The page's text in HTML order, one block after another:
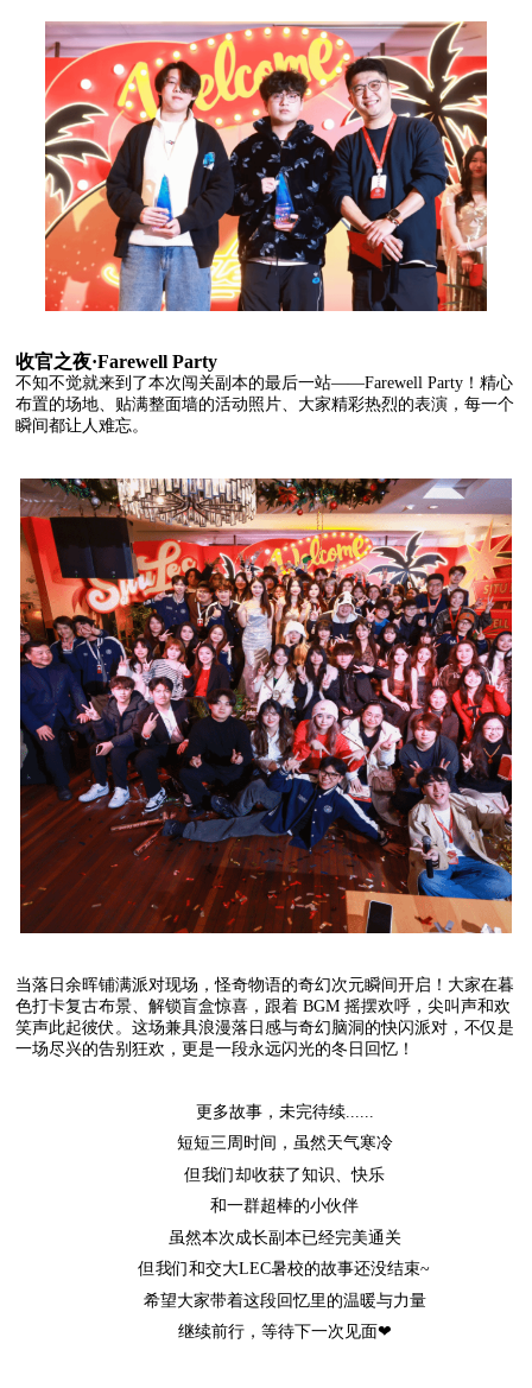
收官之夜·Farewell Party
不知不觉就来到了本次闯关副本的最后一站——Farewell Party！精心
布置的场地、贴满整面墙的活动照片、大家精彩热烈的表演，每一个
瞬间都让人难忘。
当落日余晖铺满派对现场，怪奇物语的奇幻次元瞬间开启！大家在暮
色打卡复古布景、解锁盲盒惊喜，跟着 BGM 摇摆欢呼，尖叫声和欢
笑声此起彼伏。这场兼具浪漫落日感与奇幻脑洞的快闪派对，不仅是
一场尽兴的告别狂欢，更是一段永远闪光的冬日回忆！
更多故事，未完待续......
短短三周时间，虽然天气寒冷
但我们却收获了知识、快乐
和一群超棒的小伙伴
虽然本次成长副本已经完美通关
但我们和交大LEC暑校的故事还没结束~
希望大家带着这段回忆里的温暖与力量
继续前行，等待下一次见面❤